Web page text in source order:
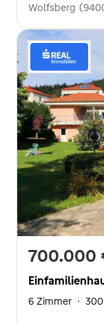
Wolfsberg
700.000
6 Zimmer ·